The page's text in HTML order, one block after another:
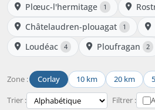
Plœuc-l'hermitage 1
Châtelaudren-plouagat 1
Loudéac 4 Ploufragan 2
Zone : Corlay 10 km 20 km
Trier : Filtrer :